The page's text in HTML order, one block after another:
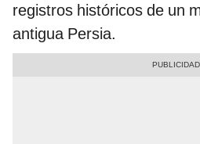
registros históricos de un
antigua Persia.